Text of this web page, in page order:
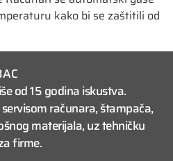
kako bi se zaštitili od
od 15 godina iskustva.
računara, štampača,
materijala, uz tehničku
firme.